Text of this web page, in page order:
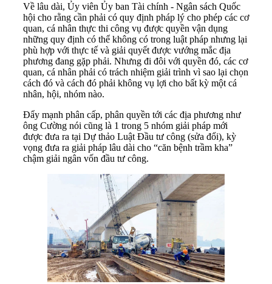
Về lâu dài, Ủy viên Ủy ban Tài chính - Ngân sách Quốc
hội cho rằng cần phải có quy định pháp lý cho phép các cơ
quan, cá nhân thực thi công vụ được quyền vận dụng
những quy định có thể không có trong luật pháp nhưng lại
phù hợp với thực tế và giải quyết được vướng mắc địa
phương đang gặp phải. Nhưng đi đôi với quyền đó, các cơ
quan, cá nhân phải có trách nhiệm giải trình vì sao lại chọn
cách đó và cách đó phải không vụ lợi cho bất kỳ một cá
nhân, hội, nhóm nào.
Đẩy mạnh phân cấp, phân quyền tới các địa phương như
ông Cường nói cũng là 1 trong 5 nhóm giải pháp mới
được đưa ra tại Dự thảo Luật Đầu tư công (sửa đổi), kỳ
vọng đưa ra giải pháp lâu dài cho “căn bệnh trầm kha”
chậm giải ngân vốn đầu tư công.